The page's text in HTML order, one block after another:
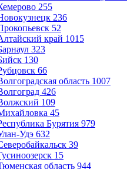
255
236
52
край 1015
323
130
66
область 1007
426
109
45
Бурятия 979
Удэ 632
39
15
область 944